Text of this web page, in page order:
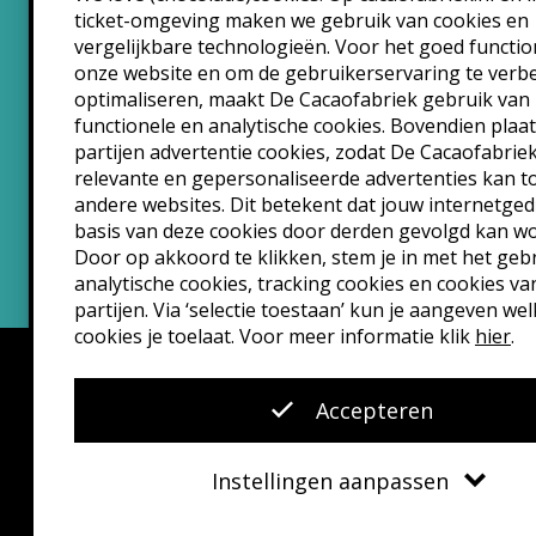
ticket-omgeving maken we gebruik van cookies en
vergelijkbare technologieën. Voor het goed
onze website en om de gebruikerservaring te
optimaliseren, maakt De Cacaofabriek gebruik van
functionele en analytische cookies. Bovendien
partijen advertentie cookies, zodat De
relevante en gepersonaliseerde advertenties kan
andere websites. Dit betekent dat jouw
basis van deze cookies door derden gevolgd kan
Door op akkoord te klikken, stem je in met het
analytische cookies, tracking cookies en cookies
partijen. Via ‘selectie toestaan’ kun je aangeven
cookies je toelaat. Voor meer informatie klik hier.
Accepteren
Instellingen aanpassen
Maandag: 10:30 – 22:30
Dinsdag: 10:30 – 22:30
Woensdag: 10:30 – 22:30
Donderdag: 10:30 – 00:00
Vrijdag: 10:30 – 00:00
Zaterdag: 10:30 – 00:00
Zondag: 10:30 – 22:30